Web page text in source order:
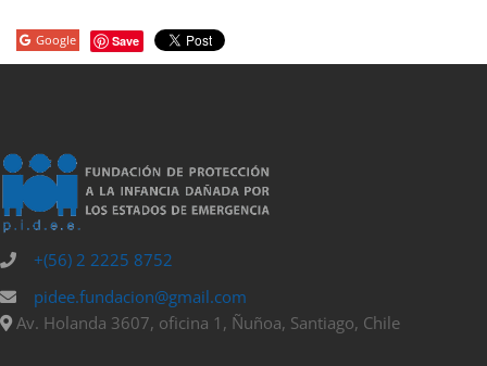
Google Save
+(56) 2 2225 8752
pidee.fundacion@gmail.com
Av. Holanda 3607, oficina 1, Ñuñoa, Santiago, Chile